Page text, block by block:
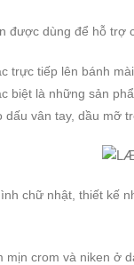
được dùng để hỗ trợ
trực tiếp lên bánh
biệt là những sản
vân tay, dầu mỡ
chữ nhật, thiết kế
crom và niken ở